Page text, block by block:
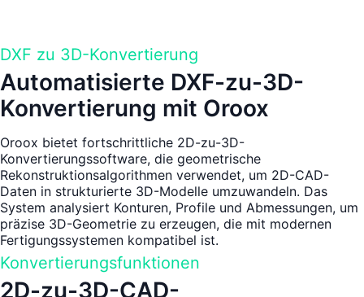
DXF zu 3D-Konvertierung
Automatisierte DXF-zu-3D-
Konvertierung mit Oroox
Oroox bietet fortschrittliche 2D-zu-3D-
Konvertierungssoftware, die geometrische
Rekonstruktionsalgorithmen verwendet, um 2D-CAD-
Daten in strukturierte 3D-Modelle umzuwandeln. Das
System analysiert Konturen, Profile und Abmessungen, um
präzise 3D-Geometrie zu erzeugen, die mit modernen
Fertigungssystemen kompatibel ist.
Konvertierungsfunktionen
2D-zu-3D-CAD-